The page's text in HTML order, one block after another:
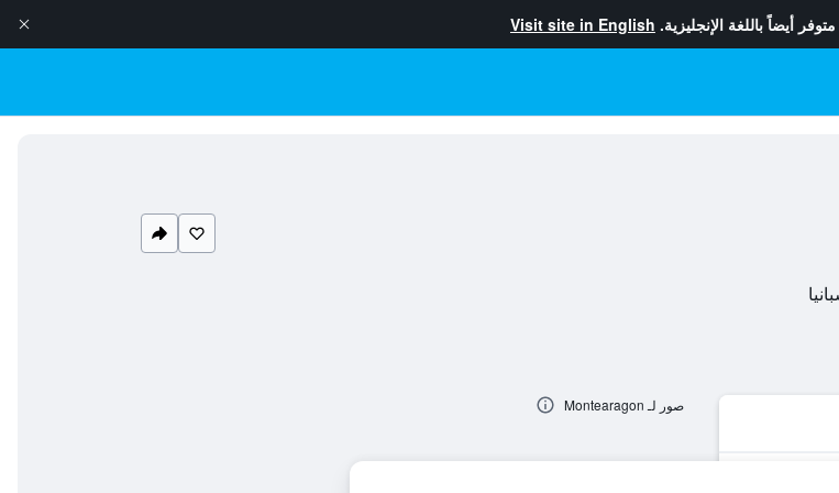
متوفر أيضاً باللغة الإنجليزية. Visit site in English
صور لـ Montearagon